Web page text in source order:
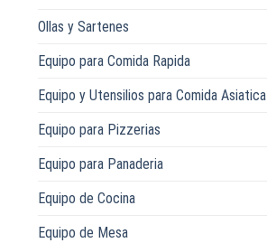
Ollas y Sartenes
Equipo para Comida Rapida
Equipo y Utensilios para Comida Asiatica
Equipo para Pizzerias
Equipo para Panaderia
Equipo de Cocina
Equipo de Mesa